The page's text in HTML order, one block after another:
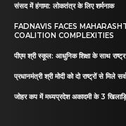
संसद में हंगामा: लोकतंत्र के लिए शर्मनाक
FADNAVIS FACES
COALITION COMPLEXITIES
पीएम श्री स्कूल: आधुनिक शिक्षा के साथ
प्रधानमंत्री श्री मोदी को दो राष्ट्रों से मिले
जोहर कप में मध्यप्रदेश अकादमी के 3